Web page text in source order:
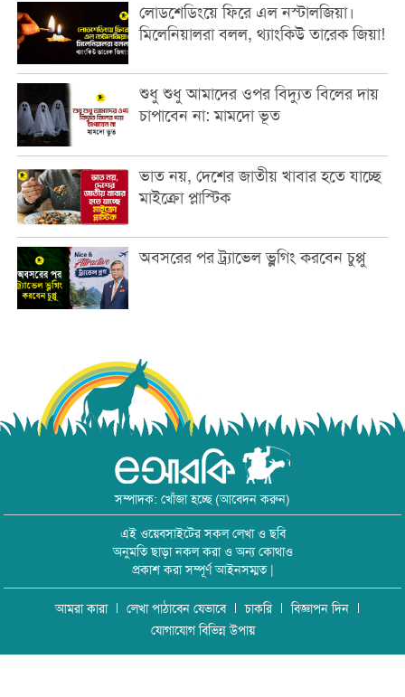
লোডশেডিংয়ে ফিরে এল নস্টালজিয়া।
মিলেনিয়ালরা বলল, থ্যাংকিউ তারেক জিয়া!
শুধু শুধু আমাদের ওপর বিদ্যুত বিলের দায়
চাপাবেন না: মামদো ভূত
ভাত নয়, দেশের জাতীয় খাবার হতে যাচ্ছে
মাইক্রো প্লাস্টিক
অবসরের পর ট্র্যাভেল ভ্লগিং করবেন চুপ্পু
সম্পাদক: খোঁজা হচ্ছে (আবেদন করুন)
এই ওয়েবসাইটের সকল লেখা ও ছবি
অনুমতি ছাড়া নকল করা ও অন্য কোথাও
প্রকাশ করা সম্পূর্ণ আইনসম্মত |
আমরা কারা লেখা পাঠাবেন যেভাবে চাকরি
বিজ্ঞাপন দিন
যোগাযোগ বিভিন্ন উপায়